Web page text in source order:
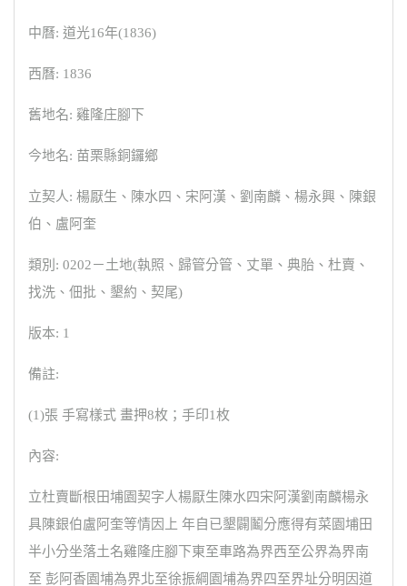
中曆: 道光16年(1836)
西曆: 1836
舊地名: 雞隆庄腳下
今地名: 苗栗縣銅鑼鄉
立契人: 楊厭生、陳水四、宋阿漢、劉南麟、楊永興、陳銀
伯、盧阿奎
類別: 0202－土地(執照、歸管分管、丈單、典胎、杜賣、
找洗、佃批、墾約、契尾)
版本: 1
備註:
(1)張 手寫樣式 畫押8枚；手印1枚
內容:
立杜賣斷根田埔園契字人楊厭生陳水四宋阿漢劉南麟楊永
具陳銀伯盧阿奎等情因上 年自已墾闢鬮分應得有菜園埔田
半小分坐落土名雞隆庄腳下東至車路為界西至公界為界南
至 彭阿香園埔為界北至徐振綱園埔為界四至界址分明因道